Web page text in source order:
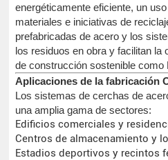
energéticamente eficiente, un
materiales e iniciativas de
prefabricadas de acero y los
los residuos en obra y facilitan la
de construcción sostenible
Aplicaciones de la fabricación
Los sistemas de cerchas de
una amplia gama de sectores:
Edificios comerciales y
Centros de almacenamiento y
Estadios deportivos y recintos